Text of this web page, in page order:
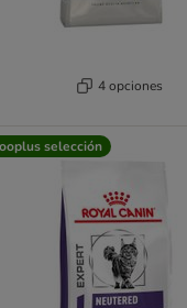
4 opciones
selección